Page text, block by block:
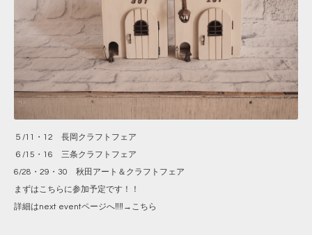
５/11・12 長岡クラフトフェア
６/15・16 三条クラフトフェア
6/28・29・30 秋田アート＆クラフトフェア
まずはこちらに参加予定です！！
詳細はnext eventページへ‼‼→ こちら